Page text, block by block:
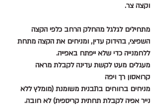
וקצה צר.
מתחילים לגלגל מהחלק הרחב כלפי הקצה
השפיצי, בהידוק עדין, ומניחים את הקצה מתחת
ללחמנייה כדי שלא ייפתח באפייה.
מעגלים מעט לקשת עדינה לקבלת מראה
קרואסון רך ויפה
מניחים ברווחים בתבנית משומנת (מומלץ ללא
נייר אפיה לקבלת תחתית קריספית) לא חובה.